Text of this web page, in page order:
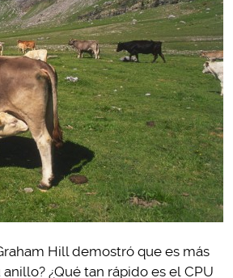
Hill demostró que es más
¿Qué tan rápido es el CPU